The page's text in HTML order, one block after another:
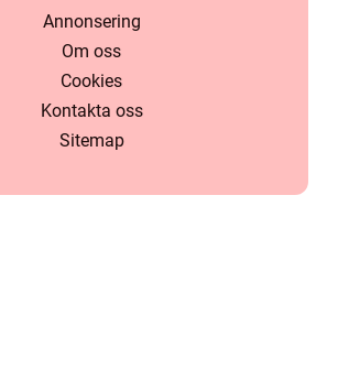
Annonsering
Om oss
Cookies
Kontakta oss
Sitemap